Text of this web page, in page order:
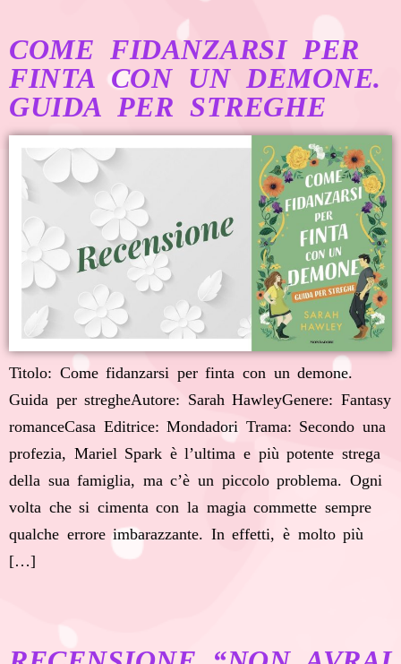
COME FIDANZARSI PER
FINTA CON UN DEMONE.
GUIDA PER STREGHE
Titolo: Come fidanzarsi per finta con un demone.
Guida per stregheAutore: Sarah HawleyGenere: Fantasy
romanceCasa Editrice: Mondadori Trama: Secondo una
profezia, Mariel Spark è l’ultima e più potente strega
della sua famiglia, ma c’è un piccolo problema. Ogni
volta che si cimenta con la magia commette sempre
qualche errore imbarazzante. In effetti, è molto più
[…]